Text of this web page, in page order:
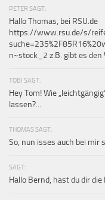
PETER SAGT:
Hallo Thomas, bei RSU.de
https://www.rsu.de/s/
n~stock_2 z.B. gibt es den
TOBI SAGT:
Hey Tom! Wie
lassen?...
THOMAS SAGT:
So, nun isses auch bei mir
SAGT:
Hallo Bernd, hast du dir